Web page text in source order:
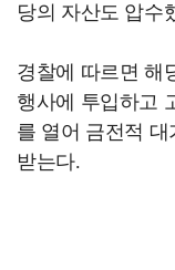
당의 자산도 압수
경찰에 따르면 해
행사에 투입하고
를 열어 금전적
받는다.